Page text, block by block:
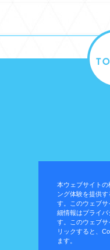
本ウェブサイト
ング体験を提供
す。このウェブ
細情報はプライバ
す。このウェブサ
リックすると、
ます。